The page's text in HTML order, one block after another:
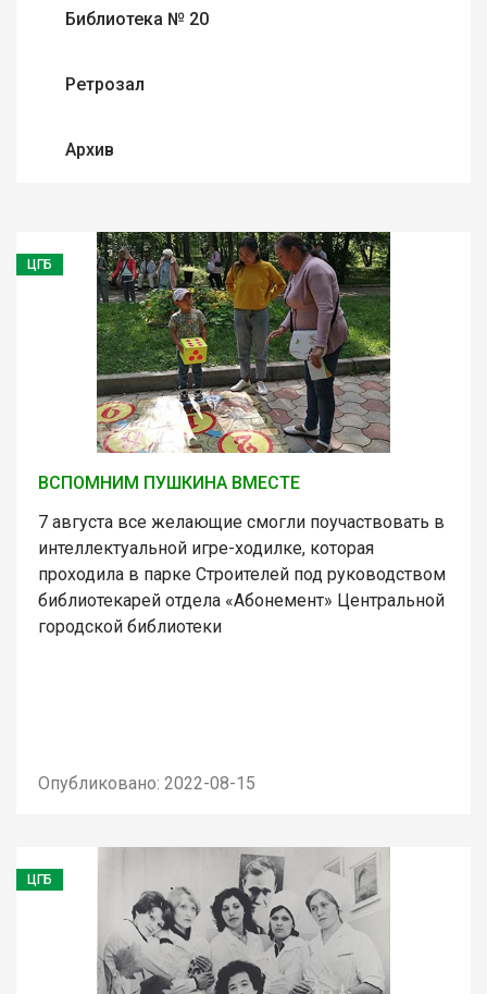
Библиотека № 20
Ретрозал
Архив
ЦГБ
ВСПОМНИМ ПУШКИНА ВМЕСТЕ
7 августа все желающие смогли поучаствовать в
интеллектуальной игре-ходилке, которая
проходила в парке Строителей под руководством
библиотекарей отдела «Абонемент» Центральной
городской библиотеки
Опубликовано: 2022-08-15
ЦГБ